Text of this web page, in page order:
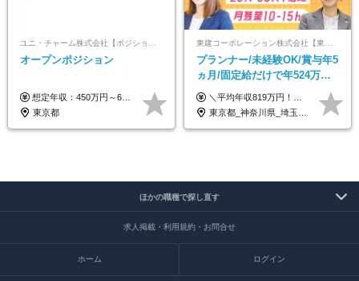
オープンポジション
想定年収：450万円～650万円 ※経験・能力を考慮の上、規定により優遇いたします ※試用期間6ヵ月（その間の給与・待遇に変動はありません）
東京都
プランナー/未経験OK/賞与年5
ヵ月/固定給だけで年524万円
可能/二人に一人が年収700万
円/休めて稼げる
＼平均年収819万円！社員の最大年収3,131万円／ ＼2人に1人が年収700万円以上／ ＼5人に1人が年収1,000万円以上！／ 固定給だけで、年収524万円も可能！ インセンティブだけでなく固定給でもしっかり稼げる仕組みです！ 【入社初年度】 年収400万～550万円＋インセンティブ →月給26万3,000円～29万5,600円＋賞与年2回（基本給×約5ヵ月分※前年度実績）＋インセンティブ＋各種手当 【インセンティブ】 1物件着工で目安80万～200万円 ※建物の契約金額実績によります 【各種手当】 ・都市手当…月1万円～3万円（首都圏・東海圏・関西圏で弊社指定の事業所に勤務する方が対象） ・家族手当…配偶者：月1万円、子供1名につき：月5千円 ・資格手当…FP資格1級：月1万円、2級：月5千円、3級：月3千円 ・役職手当…昇進欄に詳細記載（主任補：月5千円→主任：月1万円…） 【その他】 ※上記月給には、固定残業代【47時間分（7万3,800円以上）】が含まれます ※月平均残業時間は14時間と少なめです（2023年度） ※固定残業代の時間数を超える時間外労働は追加で支給 但し、時間数を超える時間外労働が発生する場合もあります（特別条項付き協定締結済）
東京都_神奈川県_埼玉県_千葉県_大阪府_愛知県_宮城県_茨城県_栃木県_群馬県_静岡県_兵庫県_京都府_福岡県
ほかの職種で探し直す
求人掲載・利用規約・お問合せ
ホーム ログイン